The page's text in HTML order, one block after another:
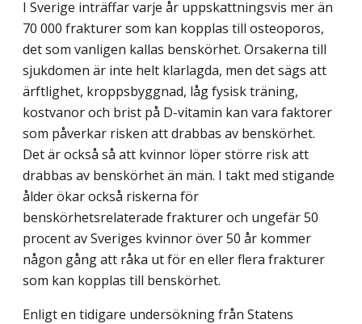
I Sverige inträffar varje år uppskattningsvis mer än
70 000 frakturer som kan kopplas till osteoporos,
det som vanligen kallas benskörhet. Orsakerna till
sjukdomen är inte helt klarlagda, men det sägs att
ärftlighet, kroppsbyggnad, låg fysisk träning,
kostvanor och brist på D-vitamin kan vara faktorer
som påverkar risken att drabbas av benskörhet.
Det är också så att kvinnor löper större risk att
drabbas av benskörhet än män. I takt med stigande
ålder ökar också riskerna för
benskörhetsrelaterade frakturer och ungefär 50
procent av Sveriges kvinnor över 50 år kommer
någon gång att råka ut för en eller flera frakturer
som kan kopplas till benskörhet.
Enligt en tidigare undersökning från Statens